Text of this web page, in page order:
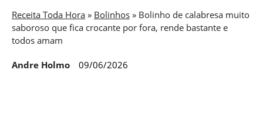
Receita Toda Hora » Bolinhos » Bolinho de calabresa muito
saboroso que fica crocante por fora, rende bastante e
todos amam
Andre Holmo 09/06/2026